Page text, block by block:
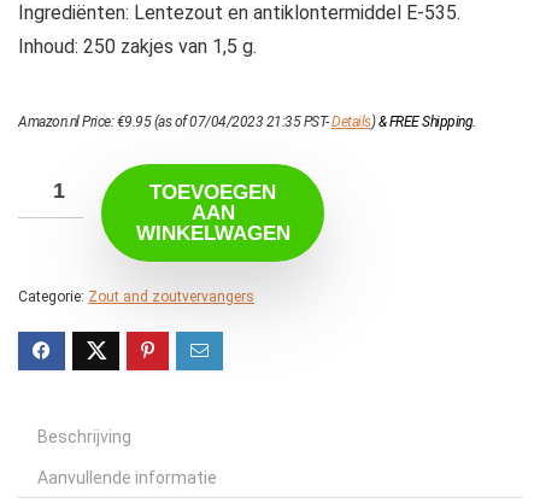
Ingrediënten: Lentezout en antiklontermiddel E-535.
Inhoud: 250 zakjes van 1,5 g.
Amazon.nl Price:€9.95(as of 07/04/2023 21:35 PST-Details)&FREE Shipping.
TOEVOEGEN
AAN
WINKELWAGEN
Categorie: Zout and zoutvervangers
Beschrijving
Aanvullende informatie